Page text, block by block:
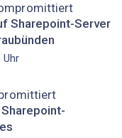
Sharepoint-Server
Uhr